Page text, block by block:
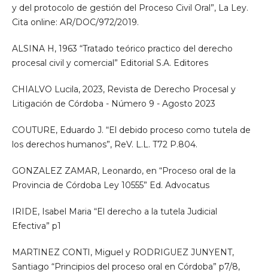
y del protocolo de gestión del Proceso Civil Oral”, La Ley.
Cita online: AR/DOC/972/2019.
ALSINA H, 1963 “Tratado teórico practico del derecho
procesal civil y comercial” Editorial S.A. Editores
CHIALVO Lucila, 2023, Revista de Derecho Procesal y
Litigación de Córdoba - Número 9 - Agosto 2023
COUTURE, Eduardo J. “El debido proceso como tutela de
los derechos humanos”, ReV. L.L. T72 P.804.
GONZALEZ ZAMAR, Leonardo, en “Proceso oral de la
Provincia de Córdoba Ley 10555” Ed. Advocatus
IRIDE, Isabel Maria “El derecho a la tutela Judicial
Efectiva” p1
MARTINEZ CONTI, Miguel y RODRIGUEZ JUNYENT,
Santiago “Principios del proceso oral en Córdoba” p7/8,